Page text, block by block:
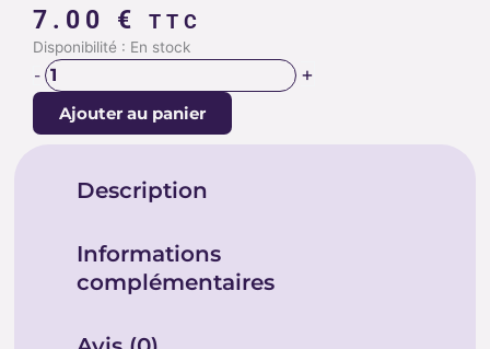
7.00 € TTC
Disponibilité : En stock
-
quantité
de
GALET
RHODONITE
+
Ajouter au panier
Description
Informations
complémentaires